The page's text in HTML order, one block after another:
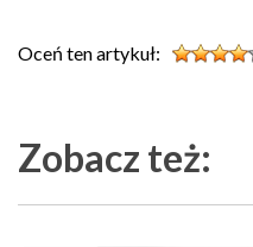
Oceń ten artykuł:
Zobacz też: